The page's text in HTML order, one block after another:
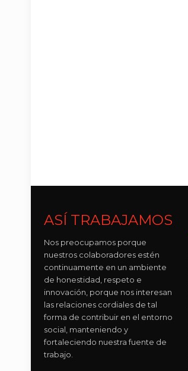
ASÍ TRABAJAMOS
Nos preocupamos porque
nuestros colaboradores estén
continuamente en un ambiente
de honestidad, respeto e
innovación, porque nos interesan
las relaciones cordiales de tal
forma de contribuir en el entorno
social, manteniendo y
fortaleciendo nuestra fuente de
trabajo.